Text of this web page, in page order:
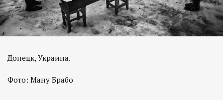
Донецк, Украина.
Фото: Ману Брабо